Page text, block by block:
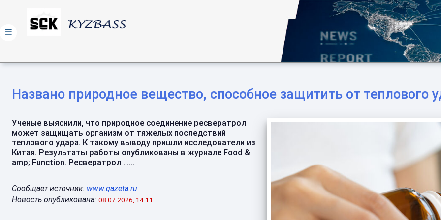
Названо природное вещество, способное защитить от теплового
Ученые выяснили, что природное соединение ресвератрол
может защищать организм от тяжелых последствий
теплового удара. К такому выводу пришли исследователи из
Китая. Результаты работы опубликованы в журнале Food &
amp; Function. Ресвератрол ......
Сообщает источник: www.gazeta.ru
Новость опубликована: 08.07.2026, 14:11
☰